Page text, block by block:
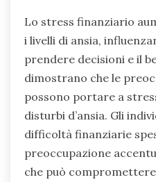
Lo stress finanziario
i livelli di ansia,
prendere decisioni e il
dimostrano che le
possono portare a
disturbi d’ansia. Gli
difficoltà finanziarie
preoccupazione
che può